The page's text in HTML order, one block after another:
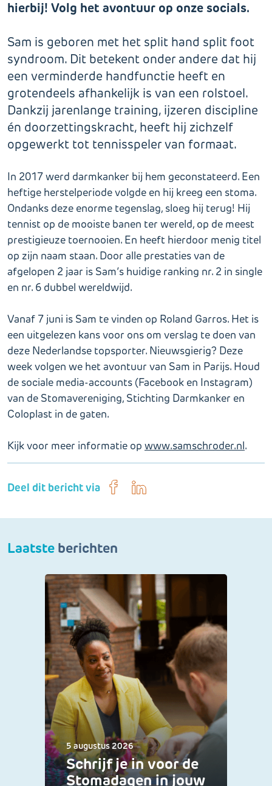
hierbij! Volg het avontuur op onze socials.
Sam is geboren met het split hand split foot
syndroom. Dit betekent onder andere dat hij
een verminderde handfunctie heeft en
grotendeels afhankelijk is van een rolstoel.
Dankzij jarenlange training, ijzeren discipline
én doorzettingskracht, heeft hij zichzelf
opgewerkt tot tennisspeler van formaat.
In 2017 werd darmkanker bij hem geconstateerd. Een
heftige herstelperiode volgde en hij kreeg een stoma.
Ondanks deze enorme tegenslag, sloeg hij terug! Hij
tennist op de mooiste banen ter wereld, op de meest
prestigieuze toernooien. En heeft hierdoor menig titel
op zijn naam staan. Door alle prestaties van de
afgelopen 2 jaar is Sam’s huidige ranking nr. 2 in single
en nr. 6 dubbel wereldwijd.
Vanaf 7 juni is Sam te vinden op Roland Garros. Het is
een uitgelezen kans voor ons om verslag te doen van
deze Nederlandse topsporter. Nieuwsgierig? Deze
week volgen we het avontuur van Sam in Parijs. Houd
de sociale media-accounts (Facebook en Instagram)
van de Stomavereniging, Stichting Darmkanker en
Coloplast in de gaten.
Kijk voor meer informatie op www.samschroder.nl.
Deel dit bericht via
Laatste berichten
5 augustus 2026
Schrijf je in voor de
Stomadagen in jouw